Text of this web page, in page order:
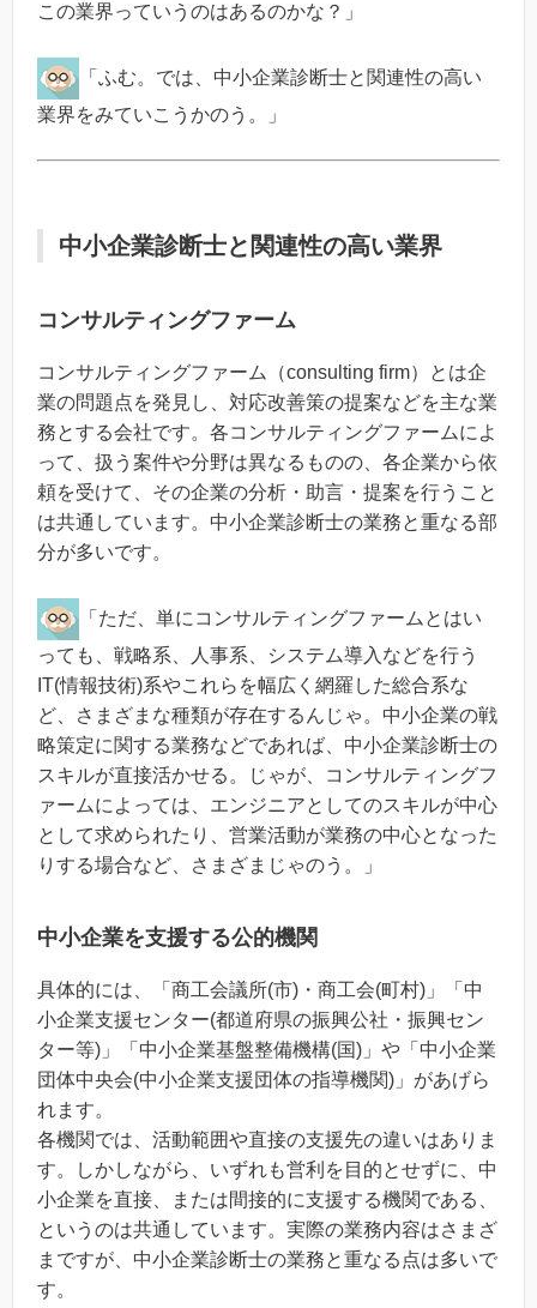
この業界っていうのはあるのかな？」
「ふむ。では、中小企業診断士と関連性の高い
業界をみていこうかのう。」
中小企業診断士と関連性の高い業界
コンサルティングファーム
コンサルティングファーム（consulting firm）とは企
業の問題点を発見し、対応改善策の提案などを主な業
務とする会社です。各コンサルティングファームによ
って、扱う案件や分野は異なるものの、各企業から依
頼を受けて、その企業の分析・助言・提案を行うこと
は共通しています。中小企業診断士の業務と重なる部
分が多いです。
「ただ、単にコンサルティングファームとはい
っても、戦略系、人事系、システム導入などを行う
IT(情報技術)系やこれらを幅広く網羅した総合系な
ど、さまざまな種類が存在するんじゃ。中小企業の戦
略策定に関する業務などであれば、中小企業診断士の
スキルが直接活かせる。じゃが、コンサルティングフ
ァームによっては、エンジニアとしてのスキルが中心
として求められたり、営業活動が業務の中心となった
りする場合など、さまざまじゃのう。」
中小企業を支援する公的機関
具体的には、「商工会議所(市)・商工会(町村)」「中
小企業支援センター(都道府県の振興公社・振興セン
ター等)」「中小企業基盤整備機構(国)」や「中小企業
団体中央会(中小企業支援団体の指導機関)」があげら
れます。
各機関では、活動範囲や直接の支援先の違いはありま
す。しかしながら、いずれも営利を目的とせずに、中
小企業を直接、または間接的に支援する機関である、
というのは共通しています。実際の業務内容はさまざ
まですが、中小企業診断士の業務と重なる点は多いで
す。